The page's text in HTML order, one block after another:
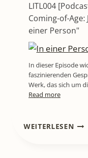
LITL004
Coming-of-Age:
einer Person"
In dieser Episode
faszinierenden
Werk, das sich um
Read more
WEITERLESEN